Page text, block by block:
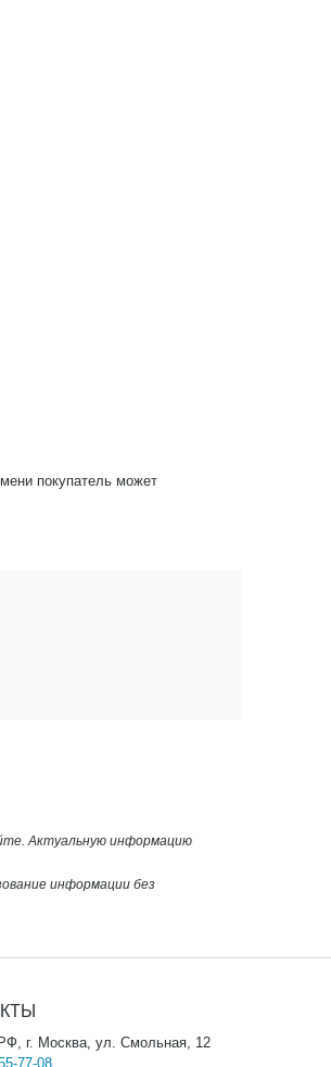
покупатель может
Актуальную информацию
информации без
г. Москва, ул. Смольная, 12
77-08